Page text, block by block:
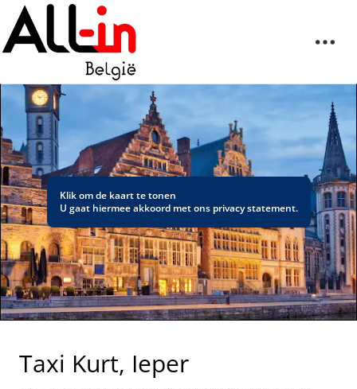
Klik om de kaart te tonen
U gaat hiermee akkoord met ons privacy statement.
Taxi Kurt, Ieper